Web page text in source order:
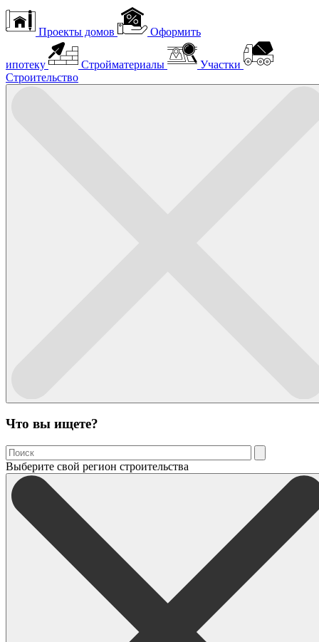
Проекты домов Оформить
ипотеку Стройматериалы
Участки
Строительство
Что вы ищете?
Выберите свой регион строительства